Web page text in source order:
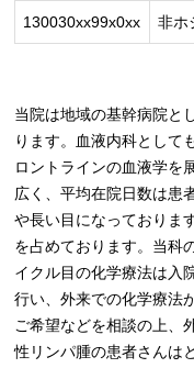
130030xx99x0xx 非
当院は地域の基幹病院と
ります。血液内科として
ロントラインの血液学を
広く、平均在院日数は患
や長い目になっておりま
を占めております。当科
イクル目の化学療法は入
行い、外来での化学療法
ご希望などを相談の上、
性リンパ腫の患者さんは